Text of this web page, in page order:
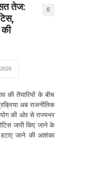
तेज:
0
की तैयारियों के बीच
अब राजनीतिक
की ओर से राज्यभर
जारी किए जाने के
जाने की आशंका